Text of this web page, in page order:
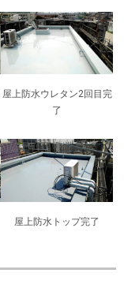
屋上防水ウレタン2回目完
了
屋上防水トップ完了